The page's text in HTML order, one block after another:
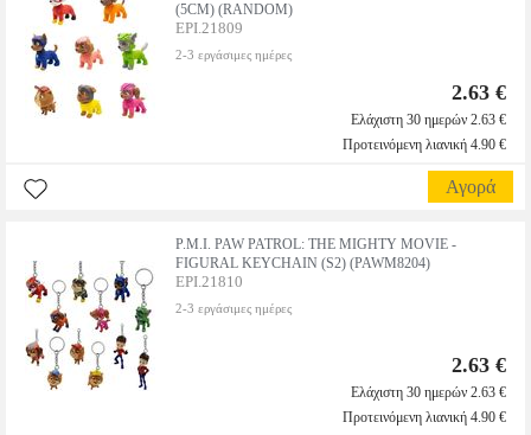
(5CM) (RANDOM)
EPI.21809
2-3 εργάσιμες ημέρες
2.63 €
Ελάχιστη 30 ημερών 2.63 €
Προτεινόμενη λιανική 4.90 €
Αγορά
P.M.I. PAW PATROL: THE MIGHTY MOVIE -
FIGURAL KEYCHAIN (S2) (PAWM8204)
EPI.21810
2-3 εργάσιμες ημέρες
2.63 €
Ελάχιστη 30 ημερών 2.63 €
Προτεινόμενη λιανική 4.90 €